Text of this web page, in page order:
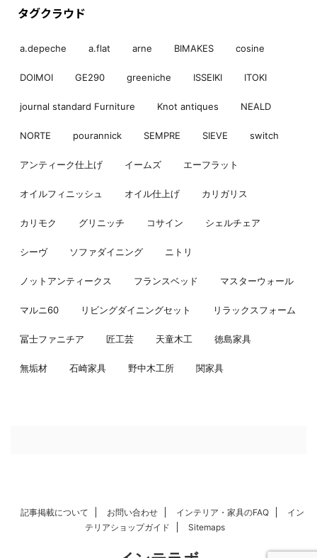
タグクラウド
a.depeche a.flat arne BIMAKES cosine
DOIMOI GE290 greeniche ISSEIKI ITOKI
journal standard Furniture Knot antiques NEALD
NORTE pourannick SEMPRE SIEVE switch
アンティーク仕上げ イームズ エーフラット
オイルフィニッシュ オイル仕上げ カリガリス
カリモク グリニッチ コサイン シェルチェア
シーヴ ソファダイニング ニトリ
ノットアンティークス フランスベッド マスターウォール
マルニ60 リビングダイニングセット リラックスフォーム
冨士ファニチア 匠工芸 天童木工 徳島家具
無垢材 石崎家具 野中木工所 関家具
記事掲載について お問い合わせ インテリア・家具のFAQ
イン
テリアショップガイド
Sitemaps